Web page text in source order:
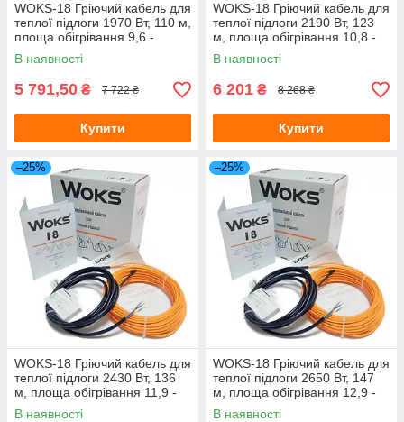
WOKS-18 Гріючий кабель для
теплої підлоги 1970 Вт, 110 м,
площа обігрівання 9,6 -
13,8 м.кв. (Одескабель)
В наявності
5 791,50 ₴ 7 722 ₴
Купити
WOKS-18 Гріючий кабель для
теплої підлоги 2190 Вт, 123
м, площа обігрівання 10,8 -
15,4 м.кв (Одескабель)
В наявності
6 201 ₴ 8 268 ₴
Купити
–25%
WOKS-18 Гріючий кабель для
теплої підлоги 2430 Вт, 136
м, площа обігрівання 11,9 -
17,0 м.кв.(Одескабель)
В наявності
–25%
WOKS-18 Гріючий кабель для
теплої підлоги 2650 Вт, 147
м, площа обігрівання 12,9 -
18,4 м.кв (Одескабель)
В наявності